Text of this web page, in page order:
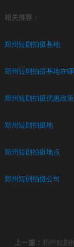
相关推荐：
郑州短剧拍摄基地
郑州短剧拍摄基地在
郑州短剧拍摄优惠政策
郑州短剧拍摄地
郑州短剧拍摄地点
郑州短剧拍摄公司
上一篇： 郑州短剧